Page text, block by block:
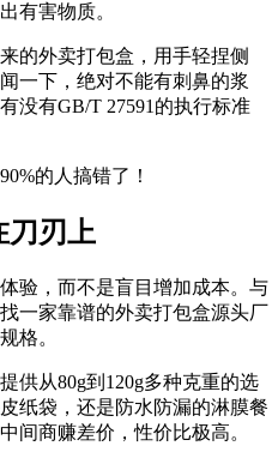
有害物质。
的外卖打包盒 ，用手轻捏侧
一下，绝对不能有刺鼻的浆
没有GB/T 27591的执行标准
刀刃上
验，而不是盲目增加成本。与
一家靠谱的外卖打包盒源头厂
格。
供从80g到120g多种克重的选
纸袋，还是防水防漏的淋膜餐
间商赚差价，性价比极高。